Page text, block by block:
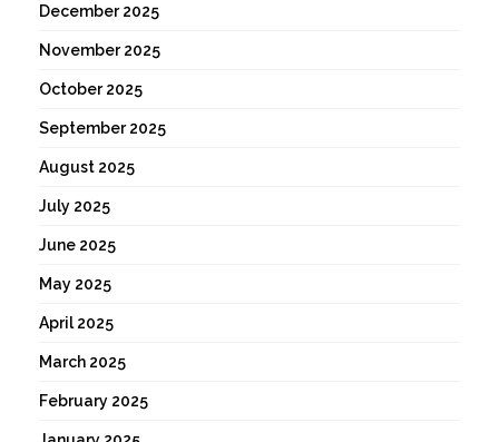
December 2025
November 2025
October 2025
September 2025
August 2025
July 2025
June 2025
May 2025
April 2025
March 2025
February 2025